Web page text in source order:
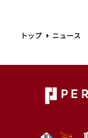
トップ ニュース